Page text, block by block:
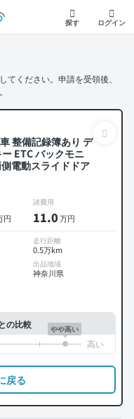
探す ログイン
してください。申請を受領後、
ETC バックモニ
電動スライドドア
円
諸費用
11.0万円
走行距離
0.5万km
出品地域
神奈川県
の比較 やや高い
戻る